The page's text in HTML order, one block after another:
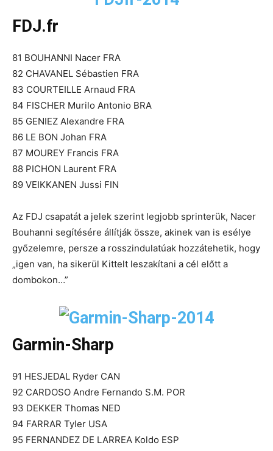
FDJ.fr
81 BOUHANNI Nacer FRA
82 CHAVANEL Sébastien FRA
83 COURTEILLE Arnaud FRA
84 FISCHER Murilo Antonio BRA
85 GENIEZ Alexandre FRA
86 LE BON Johan FRA
87 MOUREY Francis FRA
88 PICHON Laurent FRA
89 VEIKKANEN Jussi FIN
Az FDJ csapatát a jelek szerint legjobb sprinterük, Nacer
Bouhanni segítésére állítják össze, akinek van is esélye
győzelemre, persze a rosszindulatúak hozzátehetik, hogy
„igen van, ha sikerül Kittelt leszakítani a cél előtt a
dombokon…”
Garmin-Sharp
91 HESJEDAL Ryder CAN
92 CARDOSO Andre Fernando S.M. POR
93 DEKKER Thomas NED
94 FARRAR Tyler USA
95 FERNANDEZ DE LARREA Koldo ESP